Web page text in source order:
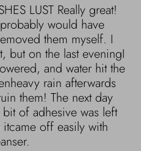
LUST Really great!
would have
them myself. I
but on the last eveningI
and water hit the
rain afterwards
them! The next day
of adhesive was left
off easily with